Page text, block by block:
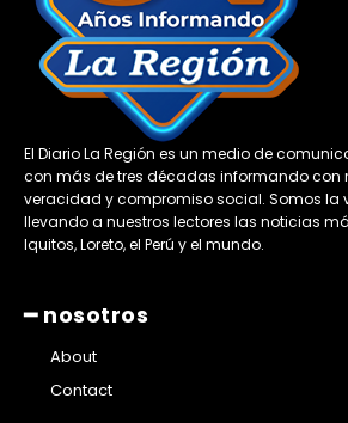
El Diario La Región es un medio de
con más de tres décadas informando con
veracidad y compromiso social. Somos la
llevando a nuestros lectores las noticias
Iquitos, Loreto, el Perú y el mundo.
━ nosotros
About
Contact